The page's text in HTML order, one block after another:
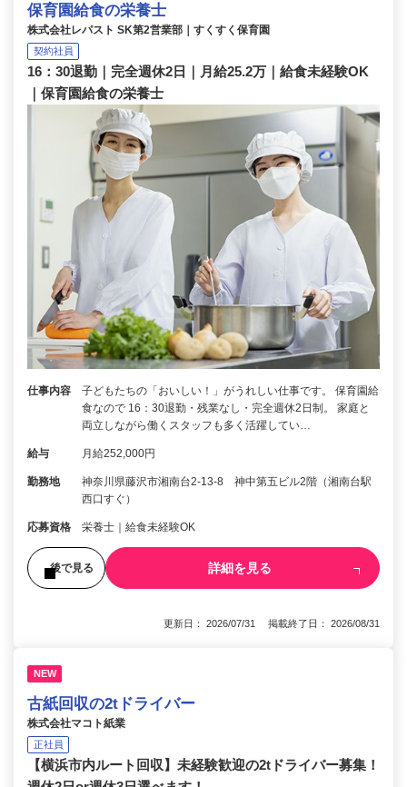
保育園給食の栄養士
株式会社レパスト SK第2営業部｜すくすく保育園
契約社員
16：30退勤｜完全週休2日｜月給25.2万｜給食未経験OK
｜保育園給食の栄養士
仕事内容
子どもたちの「おいしい！」がうれしい仕事です。 保育園給
食なので 16：30退勤・残業なし・完全週休2日制。 家庭と
両立しながら働くスタッフも多く活躍してい…
給与 月給252,000円
勤務地
神奈川県藤沢市湘南台2-13-8 神中第五ビル2階（湘南台駅
西口すぐ）
応募資格 栄養士｜給食未経験OK
後で見る 詳細を見る
更新日： 2026/07/31 掲載終了日： 2026/08/31
NEW
古紙回収の2tドライバー
株式会社マコト紙業
正社員
【横浜市内ルート回収】未経験歓迎の2tドライバー募集！